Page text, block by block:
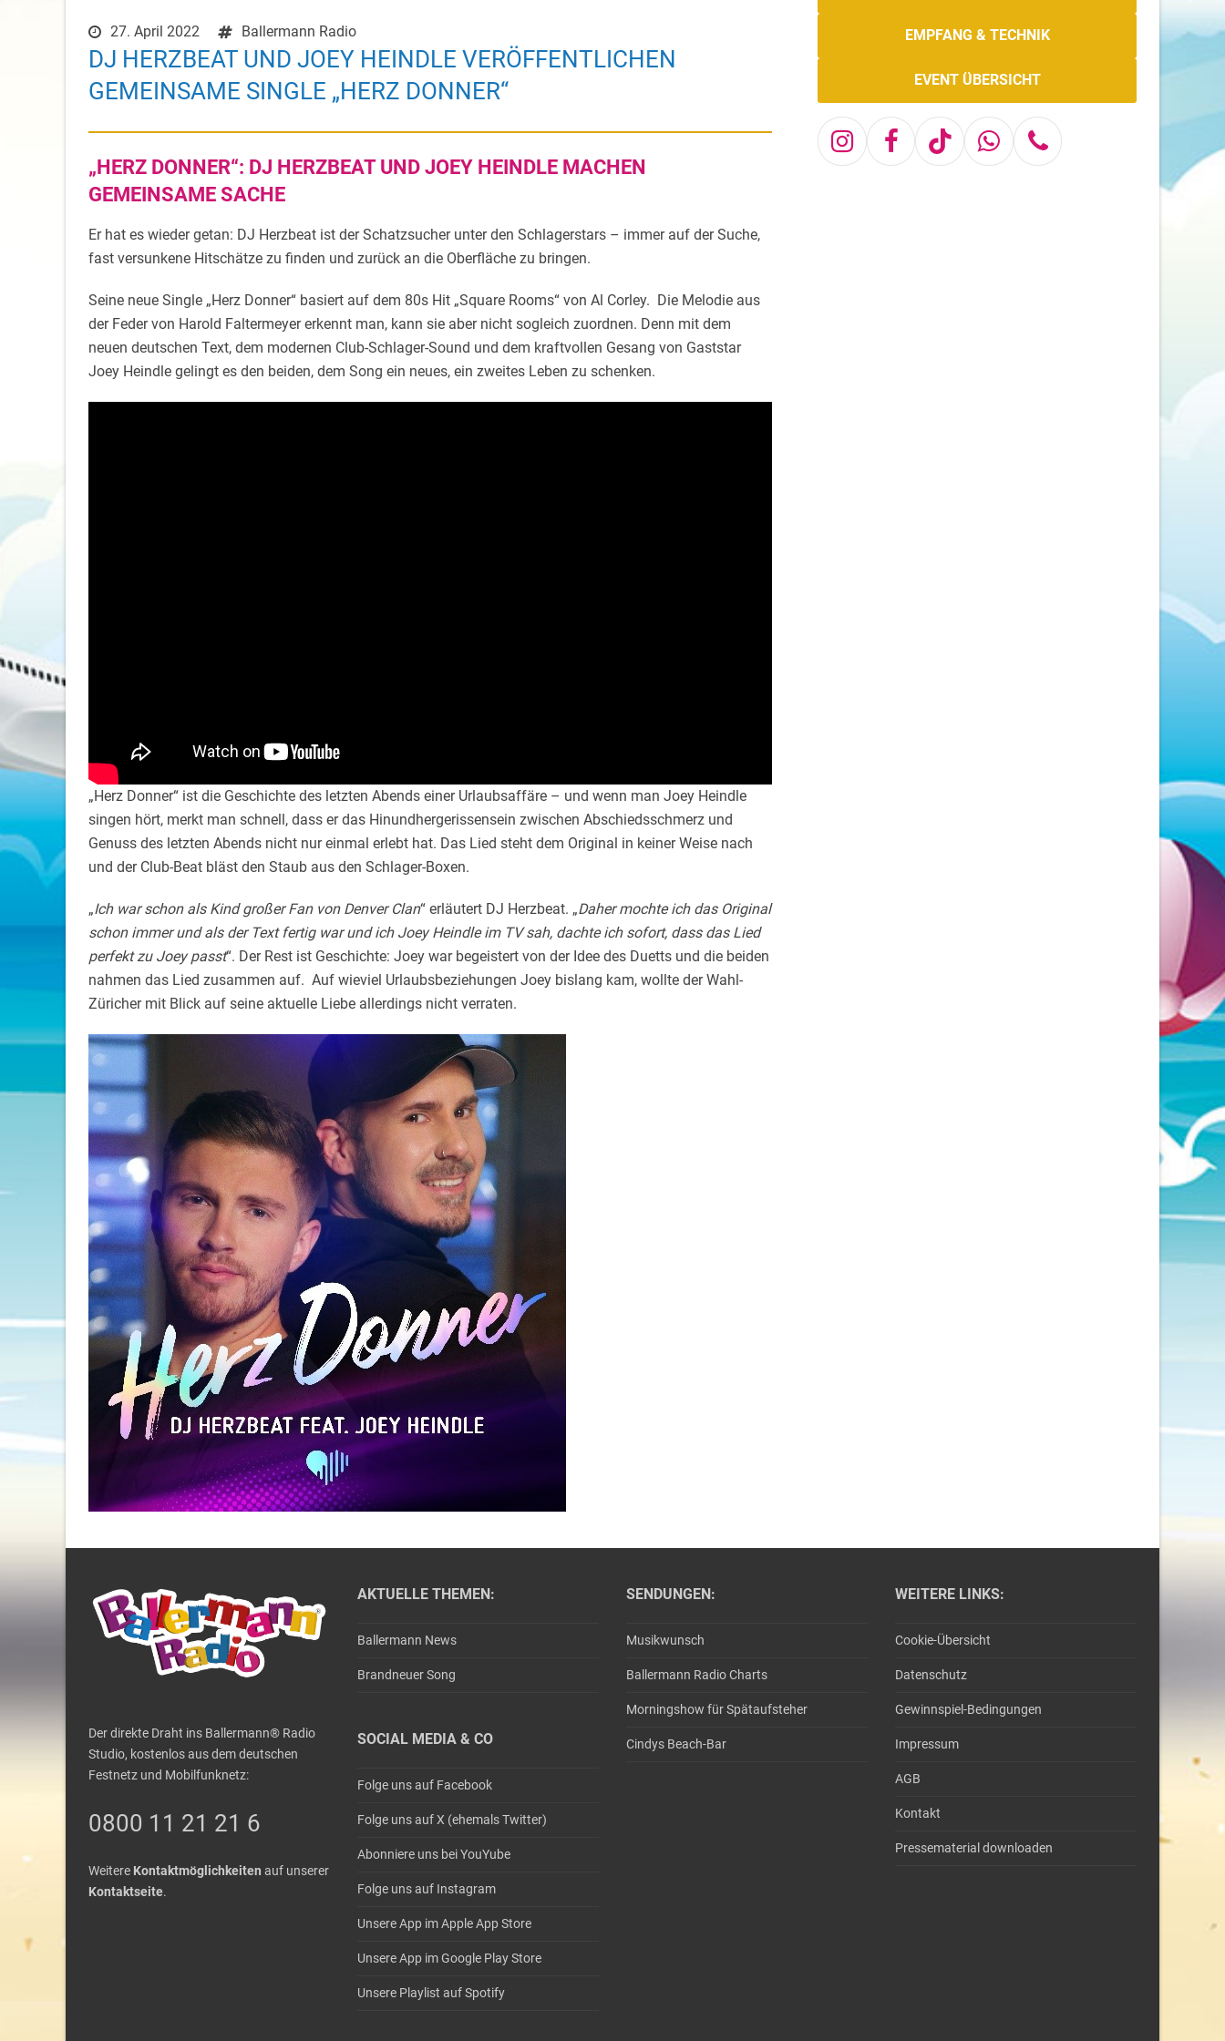
27. April 2022 Ballermann Radio
DJ HERZBEAT UND JOEY HEINDLE VERÖFFENTLICHEN
GEMEINSAME SINGLE „HERZ DONNER“
„HERZ DONNER“: DJ HERZBEAT UND JOEY HEINDLE MACHEN
GEMEINSAME SACHE
Er hat es wieder getan: DJ Herzbeat ist der Schatzsucher unter den Schlagerstars – immer auf der Suche,
fast versunkene Hitschätze zu finden und zurück an die Oberfläche zu bringen.
Seine neue Single „Herz Donner“ basiert auf dem 80s Hit „Square Rooms“ von Al Corley. Die Melodie aus
der Feder von Harold Faltermeyererkennt man, kann sie aber nicht sogleich zuordnen. Denn mit dem
neuen deutschen Text, dem modernen Club-Schlager-Sound und dem kraftvollen Gesang von Gaststar
Joey Heindle gelingt es den beiden, dem Song ein neues, ein zweites Leben zu schenken.
„Herz Donner“ ist die Geschichte des letzten Abends einer Urlaubsaffäre – und wenn man Joey Heindle
singen hört, merkt man schnell, dass er das Hinundhergerissensein zwischen Abschiedsschmerz und
Genuss des letzten Abends nicht nur einmal erlebt hat. Das Lied steht dem Original in keiner Weise nach
und der Club-Beat bläst den Staub aus den Schlager-Boxen.
„Ich war schon als Kind großer Fan von Denver Clan“ erläutert DJ Herzbeat. „Daher mochte ich das Original
schon immer und als der Text fertig war und ich Joey Heindle im TV sah, dachte ich sofort, dass das Lied
perfekt zu Joey passt“. Der Rest ist Geschichte: Joey war begeistert von der Idee des Duetts und die beiden
nahmen das Lied zusammen auf. Auf wieviel Urlaubsbeziehungen Joey bislang kam, wollte der Wahl-
Züricher mit Blick auf seine aktuelle Liebe allerdings nicht verraten.
EMPFANG & TECHNIK
EVENT ÜBERSICHT
Instagram
Facebook
TiktokWhatsapp
Telefon
Der direkte Draht ins Ballermann® Radio
Studio, kostenlos aus dem deutschen
Festnetz und Mobilfunknetz:
0800 11 21 21 6
Weitere Kontaktmöglichkeiten auf unserer
Kontaktseite.
AKTUELLE THEMEN:
Ballermann News
Brandneuer Song
SOCIAL MEDIA & CO
Folge uns auf Facebook
Folge uns auf X (ehemals Twitter)
Abonniere uns bei YouYube
Folge uns auf Instagram
Unsere App im Apple App Store
Unsere App im Google Play Store
Unsere Playlist auf Spotify
SENDUNGEN:
Musikwunsch
Ballermann Radio Charts
Morningshow für Spätaufsteher
Cindys Beach-Bar
WEITERE LINKS:
Cookie-Übersicht
Datenschutz
Gewinnspiel-Bedingungen
Impressum
AGB
Kontakt
Pressematerial downloaden